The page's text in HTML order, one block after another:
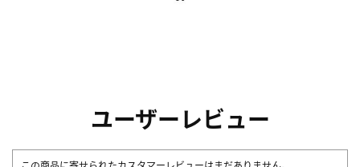
ユーザーレビュー